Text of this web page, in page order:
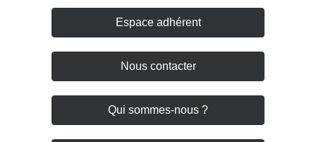
Espace adhérent
Nous contacter
Qui sommes-nous ?